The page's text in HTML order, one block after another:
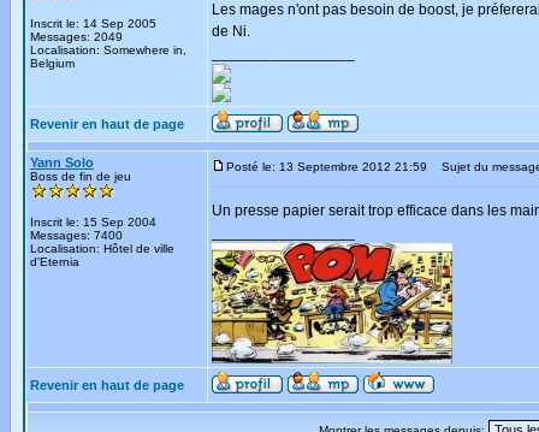
Inscrit le: 14 Sep 2005
Messages: 2049
Localisation: Somewhere in,
Belgium
Les mages n'ont pas besoin de boost, je
de Ni.
Revenir en haut de page
Yann Solo
Boss de fin de jeu
Inscrit le: 15 Sep 2004
Messages: 7400
Localisation: Hôtel de ville
d'Eternia
Posté le: 13 Septembre 2012 21:59 Sujet du
Un presse papier serait trop efficace dans les
Revenir en haut de page